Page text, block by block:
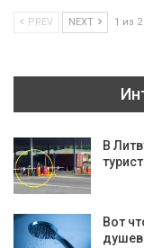
PREV NEXT 1 из 2
В
Вот